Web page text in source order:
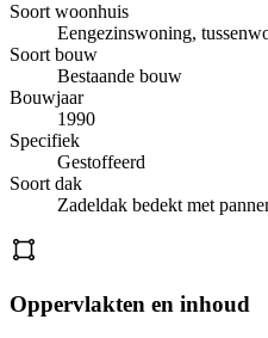
Soort woonhuis
Eengezinswoning,
Soort bouw
Bestaande bouw
Bouwjaar
1990
Specifiek
Gestoffeerd
Soort dak
Zadeldak bedekt met
Oppervlakten en inhoud